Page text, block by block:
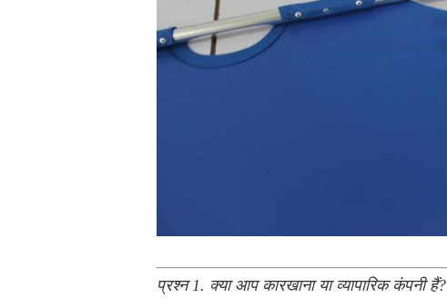
प्रश्न 1. क्या आप कारखाना या व्यापारिक कंपनी हैं?